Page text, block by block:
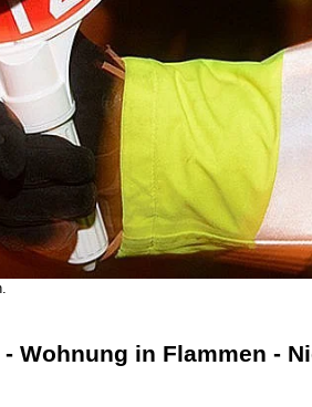
Wohnung in Flammen -